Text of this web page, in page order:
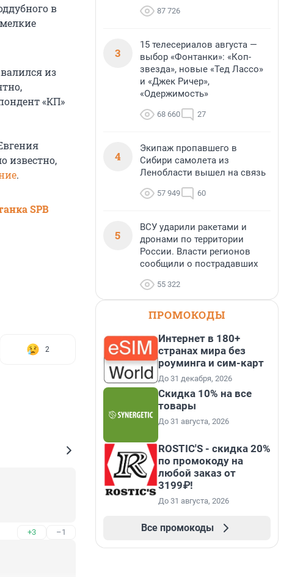
в
из
«КП»
известно,
.
SPB
2
+3 –1
87 726
3
15 телесериалов августа —
выбор «Фонтанки»: «Коп-
звезда», новые «Тед Лассо»
и «Джек Ричер»,
«Одержимость»
68 660 27
4
Экипаж пропавшего в
Сибири самолета из
Ленобласти вышел на связь
57 949 60
5
ВСУ ударили ракетами и
дронами по территории
России. Власти регионов
сообщили о пострадавших
55 322
ПРОМОКОДЫ
Интернет в 180+
странах мира без
роуминга и сим-карт
До 31 декабря, 2026
Скидка 10% на все
товары
До 31 августа, 2026
ROSTIC'S - скидка 20%
по промокоду на
любой заказ от
3199₽!
До 31 августа, 2026
Все промокоды